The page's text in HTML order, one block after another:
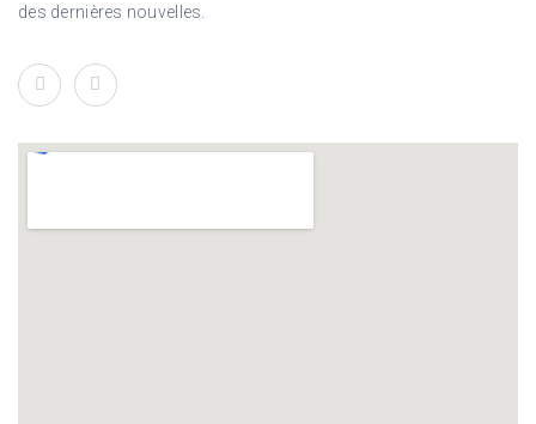
des dernières nouvelles.